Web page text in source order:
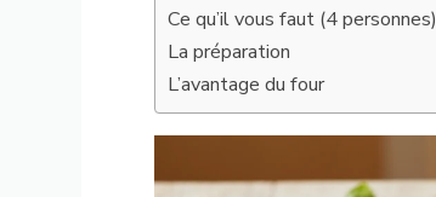
Ce qu’il vous faut (4 personnes)
La préparation
L’avantage du four